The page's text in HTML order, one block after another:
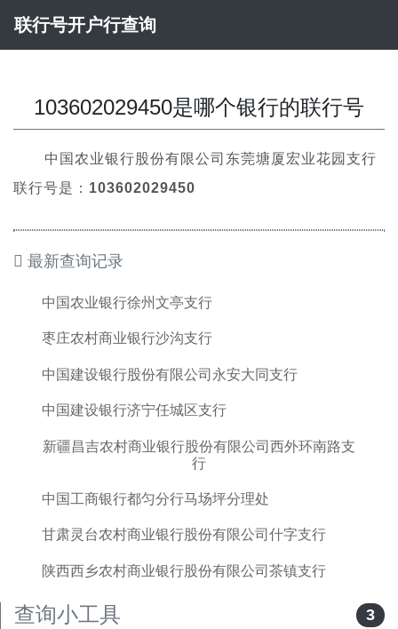
联行号开户行查询
103602029450是哪个银行的联行号
中国农业银行股份有限公司东莞塘厦宏业花园支行
联行号是： 103602029450
最新查询记录
中国农业银行徐州文亭支行
枣庄农村商业银行沙沟支行
中国建设银行股份有限公司永安大同支行
中国建设银行济宁任城区支行
新疆昌吉农村商业银行股份有限公司西外环南路支
行
中国工商银行都匀分行马场坪分理处
甘肃灵台农村商业银行股份有限公司什字支行
陕西西乡农村商业银行股份有限公司茶镇支行
查询小工具 3